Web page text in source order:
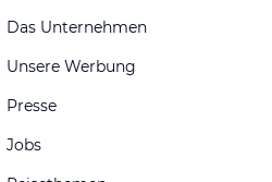
Das Unternehmen
Unsere Werbung
Presse
Jobs